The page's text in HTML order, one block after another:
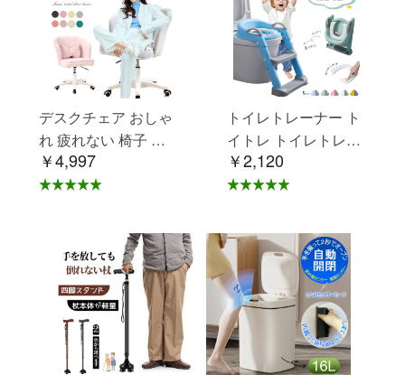
デスクチェア おしゃ
れ 疲れない 椅子 白
ホワイト デスクチェ
ア 疲れにくい 学習椅
学習チェア オフィス
チェア パソコンチェ
ア ベロア調 インテリ
ア 椅子 イス 在宅ワ
ーク アシェル ブリリ
アント C-56
￥4,997
トイレトレーナー ト
イトレ トイレトレー
ニング トイレ 練習
折りたたみ おまる 補
供用 便座 トイレ補助
踏み台 男の子 女の子
子供 子ども トイトレ
送料無料 ステップ ス
テップ台 トイレ D-2
8
￥2,120